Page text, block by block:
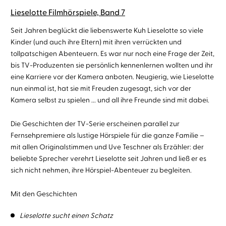
Lieselotte Filmhörspiele, Band 7
Seit Jahren beglückt die liebenswerte Kuh Lieselotte so viele
Kinder (und auch ihre Eltern) mit ihren verrückten und
tollpatschigen Abenteuern. Es war nur noch eine Frage der Zeit,
bis TV-Produzenten sie persönlich kennenlernen wollten und ihr
eine Karriere vor der Kamera anboten. Neugierig, wie Lieselotte
nun einmal ist, hat sie mit Freuden zugesagt, sich vor der
Kamera selbst zu spielen ... und all ihre Freunde sind mit dabei.
Die Geschichten der TV-Serie erscheinen parallel zur
Fernsehpremiere als lustige Hörspiele für die ganze Familie –
mit allen Originalstimmen und Uve Teschner als Erzähler: der
beliebte Sprecher verehrt Lieselotte seit Jahren und ließ er es
sich nicht nehmen, ihre Hörspiel-Abenteuer zu begleiten.
Mit den Geschichten
Lieselotte sucht einen Schatz